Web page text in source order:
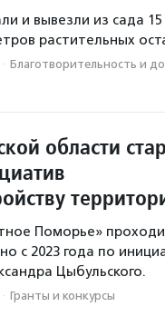
и вывезли из сада
растительных
· Благотвори­тель­ность и
области
Поморье»
с 2023 года по
Цыбульского.
· Гранты и конкурсы